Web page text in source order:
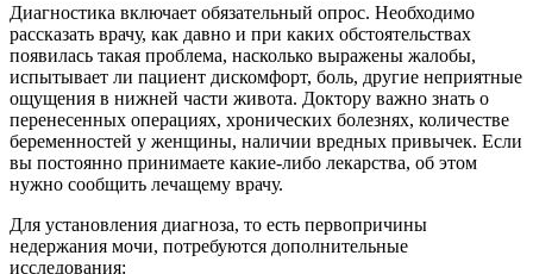
Диагностика включает обязательный опрос. Необходимо
рассказать врачу, как давно и при каких обстоятельствах
появилась такая проблема, насколько выражены жалобы,
испытывает ли пациент дискомфорт, боль, другие неприятные
ощущения в нижней части живота. Доктору важно знать о
перенесенных операциях, хронических болезнях, количестве
беременностей у женщины, наличии вредных привычек. Если
вы постоянно принимаете какие-либо лекарства, об этом
нужно сообщить лечащему врачу.
Для установления диагноза, то есть первопричины
недержания мочи, потребуются дополнительные
исследования: